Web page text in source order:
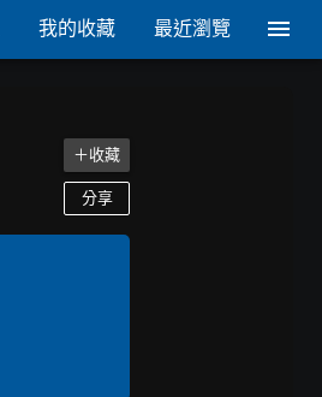
我的收藏 最近瀏覽
＋收藏
分享